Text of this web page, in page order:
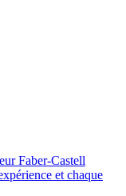
Faber-Castell
et chaque